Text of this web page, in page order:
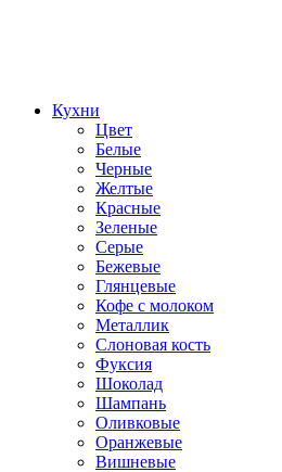
Кухни
Цвет
Белые
Черные
Желтые
Красные
Зеленые
Серые
Бежевые
Глянцевые
Кофе с молоком
Металлик
Слоновая кость
Фуксия
Шоколад
Шампань
Оливковые
Оранжевые
Вишневые